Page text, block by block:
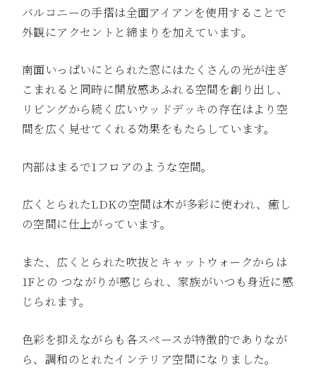
バルコニーの手摺は全面アイアンを使用することで
外観にアクセントと締まりを加えています。
南面いっぱいにとられた窓にはたくさんの光が注ぎ
こまれると同時に開放感あふれる空間を創り出し、
リビングから続く広いウッドデッキの存在はより空
間を広く見せてくれる効果をもたらしています。
内部はまるで1フロアのような空間。
広くとられたLDKの空間は木が多彩に使われ、癒し
の空間に仕上がっています。
また、広くとられた吹抜とキャットウォークからは
1Fとの つながりが感じられ、家族がいつも身近に感
じられます。
色彩を抑えながらも各スペースが特徴的でありなが
ら、調和のとれたインテリア空間になりました。